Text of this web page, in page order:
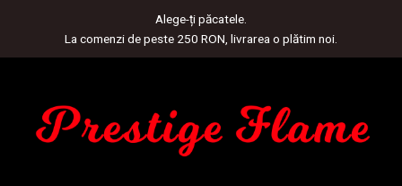
Alege-ți păcatele.
La comenzi de peste 250 RON, livrarea o plătim noi.